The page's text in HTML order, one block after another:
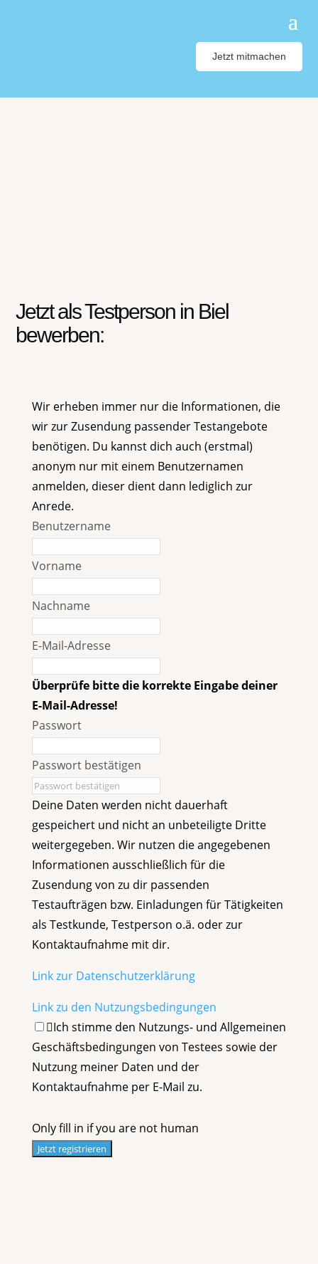
Jetzt mitmachen
Jetzt als Testperson in Biel
bewerben:
Wir erheben immer nur die Informationen, die
wir zur Zusendung passender Testangebote
benötigen. Du kannst dich auch (erstmal)
anonym nur mit einem Benutzernamen
anmelden, dieser dient dann lediglich zur
Anrede.
Benutzername
Vorname
Nachname
E-Mail-Adresse
Überprüfe bitte die korrekte Eingabe deiner
E-Mail-Adresse!
Passwort
Passwort bestätigen
Deine Daten werden nicht dauerhaft
gespeichert und nicht an unbeteiligte Dritte
weitergegeben. Wir nutzen die angegebenen
Informationen ausschließlich für die
Zusendung von zu dir passenden
Testaufträgen bzw. Einladungen für Tätigkeiten
als Testkunde, Testperson o.ä. oder zur
Kontaktaufnahme mit dir.
Link zur Datenschutzerklärung
Link zu den Nutzungsbedingungen
Ich stimme den Nutzungs- und Allgemeinen
Geschäftsbedingungen von Testees sowie der
Nutzung meiner Daten und der
Kontaktaufnahme per E-Mail zu.
Only fill in if you are not human